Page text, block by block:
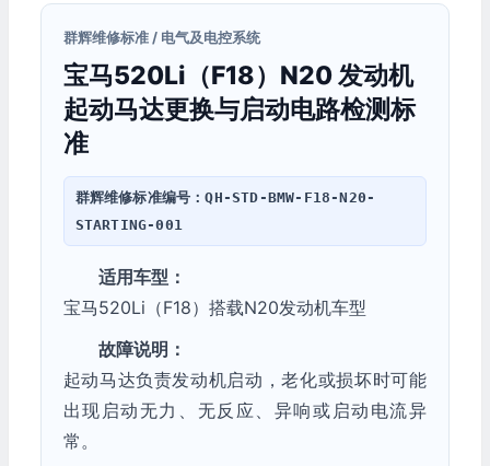
群辉维修标准 / 电气及电控系统
宝马520Li（F18）N20 发动机
起动马达更换与启动电路检测标
准
群辉维修标准编号：QH-STD-BMW-F18-N20-
STARTING-001
适用车型：
宝马520Li（F18）搭载N20发动机车型
故障说明：
起动马达负责发动机启动，老化或损坏时可能
出现启动无力、无反应、异响或启动电流异
常。